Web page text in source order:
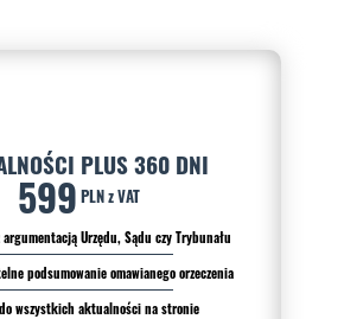
PLUS 360 DNI
599 PLN z VAT
argumentacją Urzędu, Sądu czy Trybunału
podsumowanie omawianego orzeczenia
wszystkich aktualności na stronie